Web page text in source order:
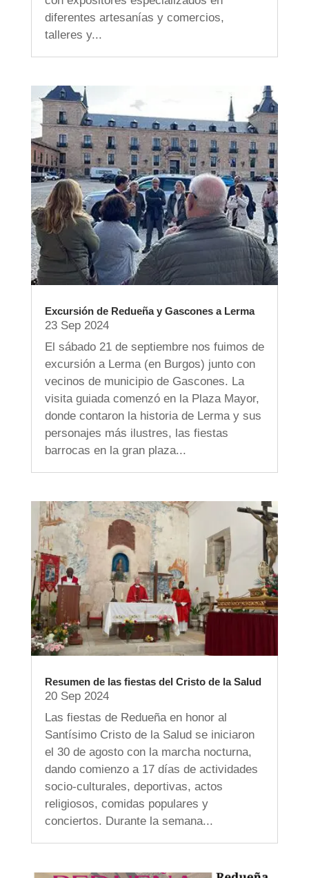
diferentes artesanías y comercios,
talleres y...
Excursión de Redueña y Gascones a Lerma
23 Sep 2024
El sábado 21 de septiembre nos fuimos de
excursión a Lerma (en Burgos) junto con
vecinos de municipio de Gascones. La
visita guiada comenzó en la Plaza Mayor,
donde contaron la historia de Lerma y sus
personajes más ilustres, las fiestas
barrocas en la gran plaza...
Resumen de las fiestas del Cristo de la Salud
20 Sep 2024
Las fiestas de Redueña en honor al
Santísimo Cristo de la Salud se iniciaron
el 30 de agosto con la marcha nocturna,
dando comienzo a 17 días de actividades
socio-culturales, deportivas, actos
religiosos, comidas populares y
conciertos. Durante la semana...